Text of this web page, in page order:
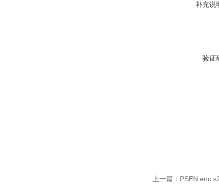
补充说
验证
上一篇： PSEN enc